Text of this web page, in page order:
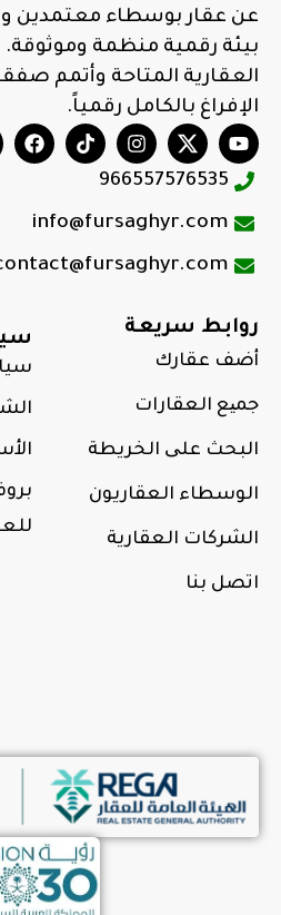
عن عقار بوسطاء معتمدين
بيئة رقمية منظمة
العقارية المتاحة وأتمم
الإفراغ بالكامل رقمياً.
966557576535
info@fursaghyr.com
روابط سريعة
أضف عقارك
جمیع العقارات
البحث علی الخريطة
الوسطاء العقاريون
الشركات العقارية
اتصل بنا